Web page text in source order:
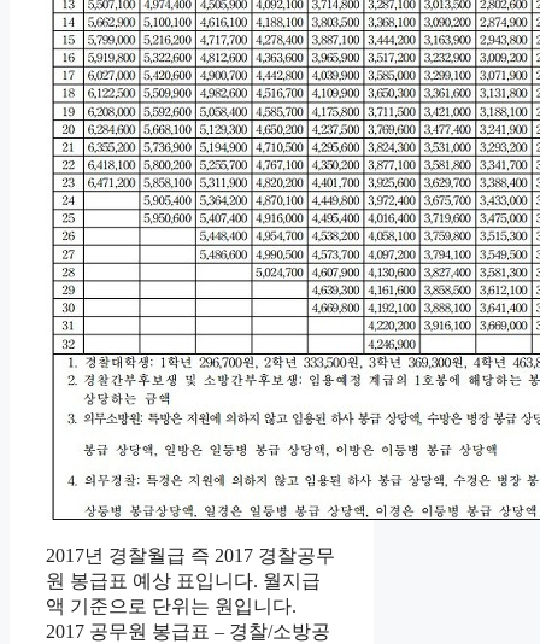
2017년 경찰월급 즉 2017 경찰공무
원 봉급표 예상 표입니다. 월지급
액 기준으로 단위는 원입니다.
2017 공무원 봉급표 – 경찰/소방공